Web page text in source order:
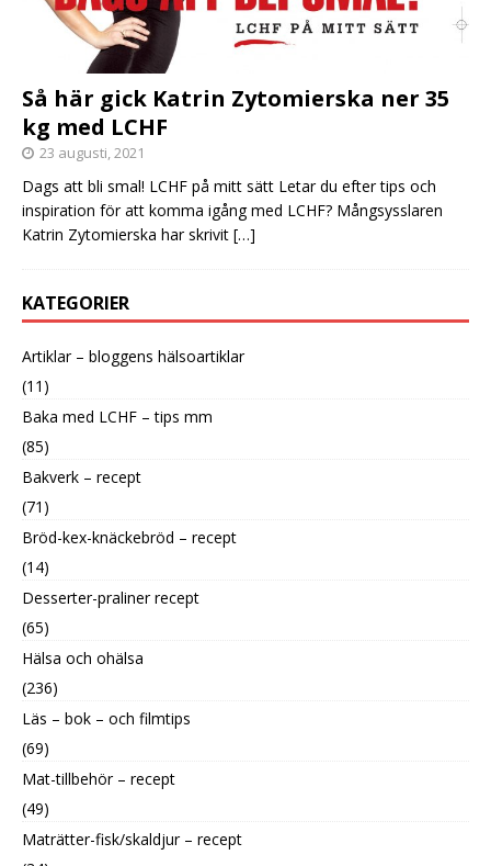
Så här gick Katrin Zytomierska ner 35
kg med LCHF
23 augusti, 2021
Dags att bli smal! LCHF på mitt sätt Letar du efter tips och
inspiration för att komma igång med LCHF? Mångsysslaren
Katrin Zytomierska har skrivit […]
KATEGORIER
Artiklar – bloggens hälsoartiklar
(11)
Baka med LCHF – tips mm
(85)
Bakverk – recept
(71)
Bröd-kex-knäckebröd – recept
(14)
Desserter-praliner recept
(65)
Hälsa och ohälsa
(236)
Läs – bok – och filmtips
(69)
Mat-tillbehör – recept
(49)
Maträtter-fisk/skaldjur – recept